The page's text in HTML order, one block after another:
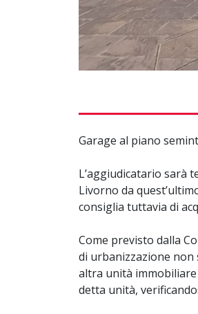
Garage al piano
L’aggiudicatario sarà
Livorno da
consiglia tuttavia di
Come previsto dalla
di urbanizzazione non
altra unità
detta unità,